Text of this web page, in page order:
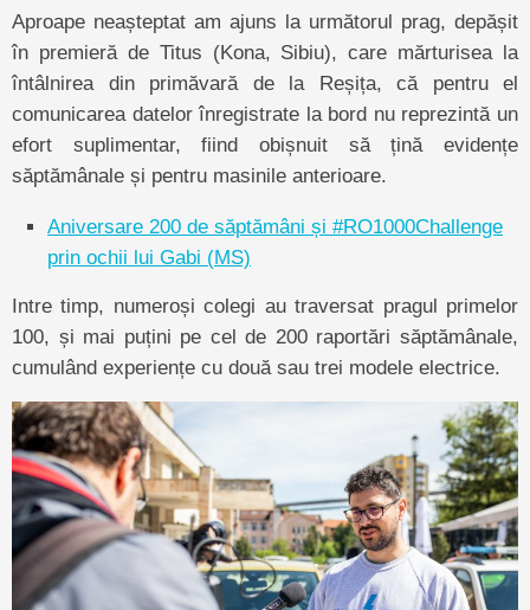
Aproape neașteptat am ajuns la următorul prag, depășit
în premieră de Titus (Kona, Sibiu), care mărturisea la
întâlnirea din primăvară de la Reșița, că pentru el
comunicarea datelor înregistrate la bord nu reprezintă un
efort suplimentar, fiind obișnuit să țină evidențe
săptămânale și pentru masinile anterioare.
Aniversare 200 de săptămâni și #RO1000Challenge
prin ochii lui Gabi (MS)
Intre timp, numeroși colegi au traversat pragul primelor
100, și mai puțini pe cel de 200 raportări săptămânale,
cumulând experiențe cu două sau trei modele electrice.